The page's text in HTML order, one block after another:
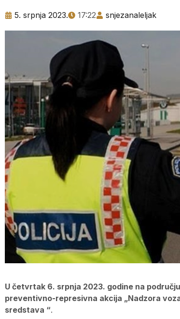
5. srpnja 2023. 17:22 snjezanaleljak
U četvrtak 6. srpnja 2023. godine na
preventivno-represivna akcija „Nadzora
sredstava “.